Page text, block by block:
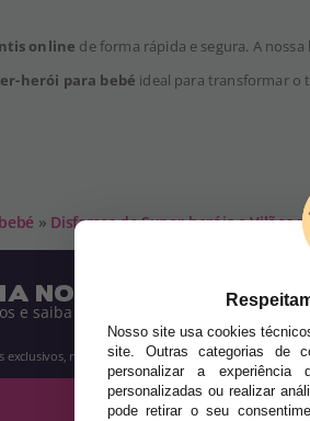
online de forma rápida e segura. A
herói para bebé ideal para transformar o
» Disfarces de Super-heróis e Vilões
NOSSA
e saiba de tudo antes de todos!
exclusivos, novidades e tendências por e-mail.
Nosso site usa cookies
site. Outras categorias de
personalizar a experiência
personalizadas ou realizar
pode retirar o seu